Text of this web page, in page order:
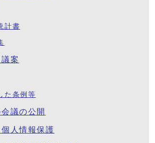
計書
案
た条例等
議の公開
人情報保護